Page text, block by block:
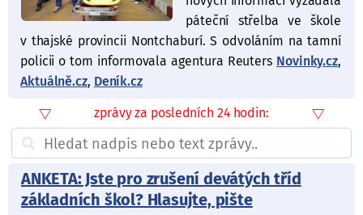
páteční střelba ve škole
v thajské provincii Nontchaburí. S odvoláním na tamní
policii o tom informovala agentura ReutersNovinky.cz,
Aktuálně.cz,Deník.cz
zprávy za posledních 24 hodin:
ANKETA: Jste pro zrušení devátých tříd
základních škol? Hlasujte, pište